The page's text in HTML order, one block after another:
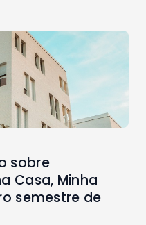
sobre
Casa, Minha
semestre de